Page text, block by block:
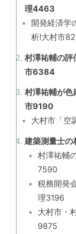
理4463
開発経済学
析!大村市
村澤祐輔の評
市6384
村澤祐輔が色
市9190
大村市「空
建築測量士
村澤祐輔
7590
税務開発
理3196
大村市・
9875